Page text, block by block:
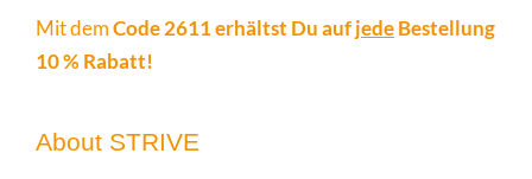
Mit demCode 2611 erhältst Du aufjedeBestellung
10 % Rabatt!
About STRIVE